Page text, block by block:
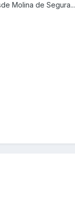
Molina de Segura...